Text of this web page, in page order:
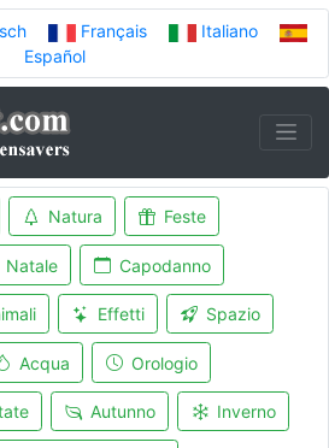
Français
Italiano
Español
Natura Feste
Natale Capodanno
Effetti Spazio
Acqua Orologio
Autunno Inverno